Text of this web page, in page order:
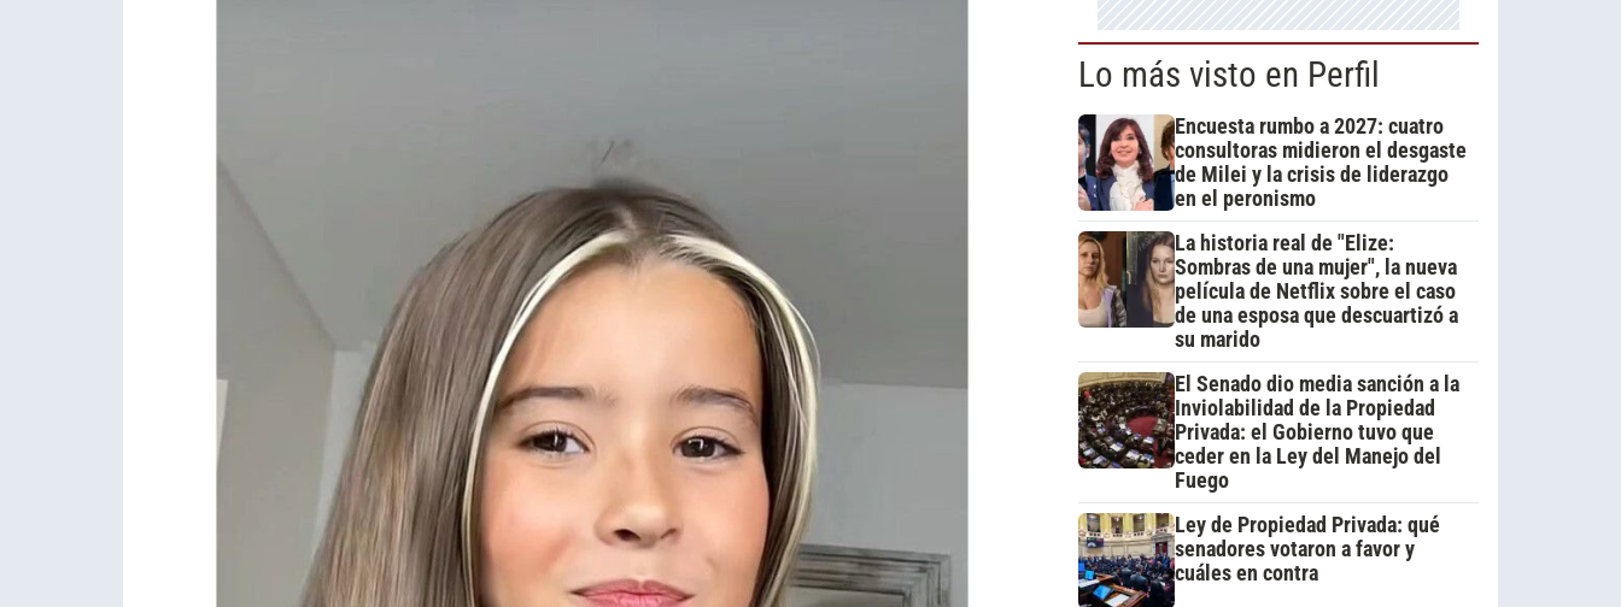
Lo más visto en Perfil
Encuesta rumbo a 2027: cuatro
consultoras midieron el desgaste
de Milei y la crisis de liderazgo
en el peronismo
La historia real de "Elize:
Sombras de una mujer", la nueva
película de Netflix sobre el caso
de una esposa que descuartizó a
su marido
El Senado dio media sanción a la
Inviolabilidad de la Propiedad
Privada: el Gobierno tuvo que
ceder en la Ley del Manejo del
Fuego
Ley de Propiedad Privada: qué
senadores votaron a favor y
cuáles en contra